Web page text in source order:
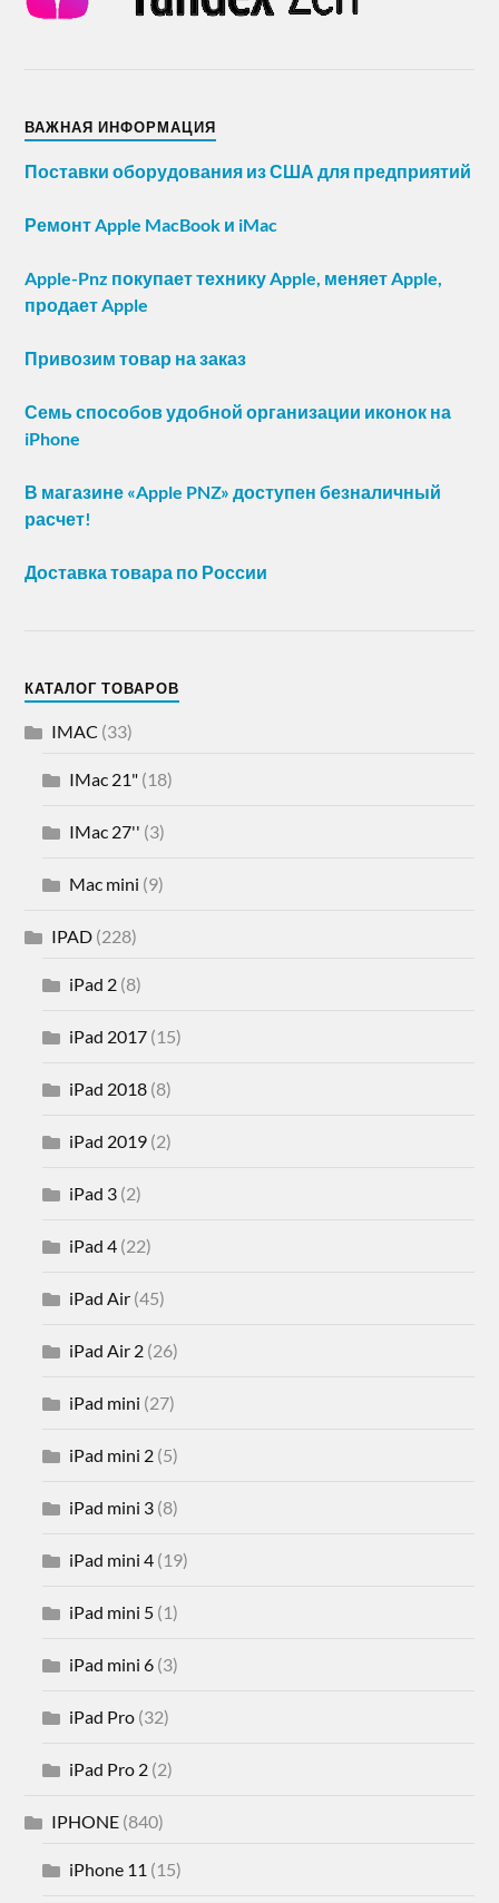
ВАЖНАЯ ИНФОРМАЦИЯ
Поставки оборудования из США для предприятий
Ремонт Apple MacBook и iMac
Apple-Pnz покупает технику Apple, меняет Apple,
продает Apple
Привозим товар на заказ
Семь способов удобной организации иконок на
iPhone
В магазине «Apple PNZ» доступен безналичный
расчет!
Доставка товара по России
КАТАЛОГ ТОВАРОВ
IMAC (33)
IMac 21" (18)
IMac 27'' (3)
Mac mini (9)
IPAD (228)
iPad 2 (8)
iPad 2017 (15)
iPad 2018 (8)
iPad 2019 (2)
iPad 3 (2)
iPad 4 (22)
iPad Air (45)
iPad Air 2 (26)
iPad mini (27)
iPad mini 2 (5)
iPad mini 3 (8)
iPad mini 4 (19)
iPad mini 5 (1)
iPad mini 6 (3)
iPad Pro (32)
iPad Pro 2 (2)
IPHONE (840)
iPhone 11 (15)